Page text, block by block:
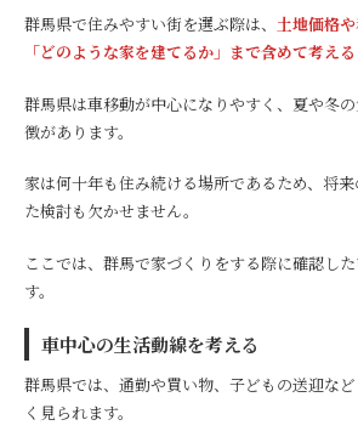
群馬県で住みやすい街を選ぶ際は、 土地価格や
「どのような家を建てるか」まで含めて考え
群馬県は車移動が中心になりやすく、夏や冬
徴があります。
家は何十年も住み続ける場所であるため、将
た検討も欠かせません。
ここでは、群馬で家づくりをする際に確認し
す。
車中心の生活動線を考える
群馬県では、通勤や買い物、子どもの送迎な
く見られます。